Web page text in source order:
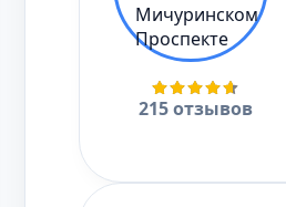
215 отзывов